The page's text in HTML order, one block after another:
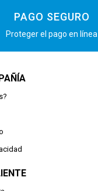
PAGO SEGURO
Proteger el pago en línea